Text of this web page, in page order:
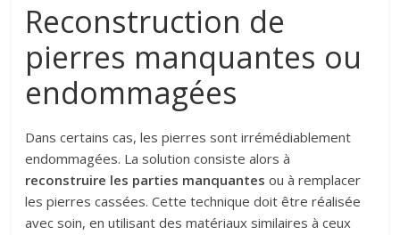
Reconstruction de
pierres manquantes ou
endommagées
Dans certains cas, les pierres sont irrémédiablement
endommagées. La solution consiste alors à
reconstruire les parties manquantes ou à remplacer
les pierres cassées. Cette technique doit être réalisée
avec soin, en utilisant des matériaux similaires à ceux